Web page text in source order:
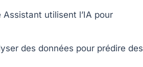
utilisent l’IA pour
des données pour prédire des